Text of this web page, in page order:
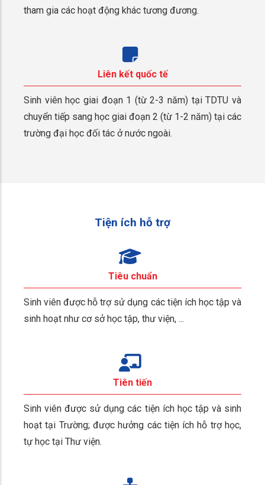
tham gia các hoạt động khác tương đương.
Liên kết quốc tế
Sinh viên học giai đoạn 1 (từ 2-3 năm) tại TDTU và
chuyển tiếp sang học giai đoạn 2 (từ 1-2 năm) tại các
trường đại học đối tác ở nước ngoài.
Tiện ích hỗ trợ
Tiêu chuẩn
Sinh viên được hỗ trợ sử dụng các tiện ích học tập và
sinh hoạt như cơ sở học tập, thư viện, ...
Tiên tiến
Sinh viên được sử dụng các tiện ích học tập và sinh
hoạt tại Trường; được hưởng các tiện ích hỗ trợ học,
tự học tại Thư viện.